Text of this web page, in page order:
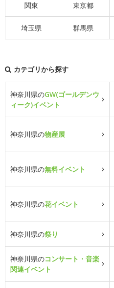
関東 東京都
埼玉県 群馬県
カテゴリから探す
神奈川県のGW(ゴールデンウ
ィーク)イベント
神奈川県の物産展
神奈川県の無料イベント
神奈川県の花イベント
神奈川県の祭り
神奈川県のコンサート・音楽
関連イベント